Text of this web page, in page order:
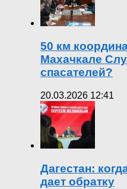
50 км
Махачкале
спасателей?
20.03.2026 12:41
Дагестан:
дает обратку